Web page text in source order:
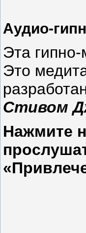
Аудио-
Эта
Это
Стивом
Нажмите